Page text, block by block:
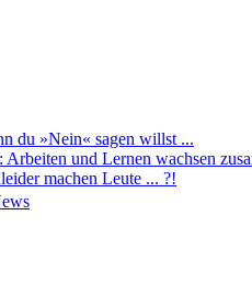
du »Nein« sagen willst ...
und Lernen wachsen
machen Leute ... ?!